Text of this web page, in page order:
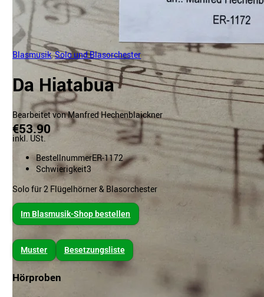
Blasmusik,Solo und Blasorchester
Da Hiatabua
Bearbeitet von Manfred Hechenblaickner
€53.90
inkl. USt.
BestellnummerER-1172
Schwierigkeit3
Solo für 2 Flügelhörner & Blasorchester
Im Blasmusik-Shop bestellen
Muster Besetzungsliste
Hörproben